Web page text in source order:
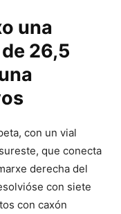
una
26,5
con un vial
que conecta
derecha del
con siete
con caxón